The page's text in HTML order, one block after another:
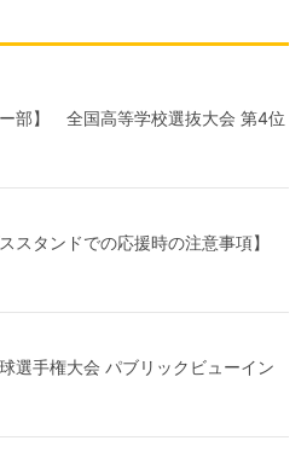
ー部】 全国高等学校選抜大会 第4位
スタンドでの応援時の注意事項】
選手権大会 パブリックビューイン